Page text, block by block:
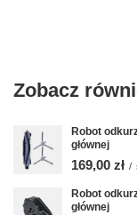
Zobacz
Robot
głównej
169,00 zł /
Robot
głównej